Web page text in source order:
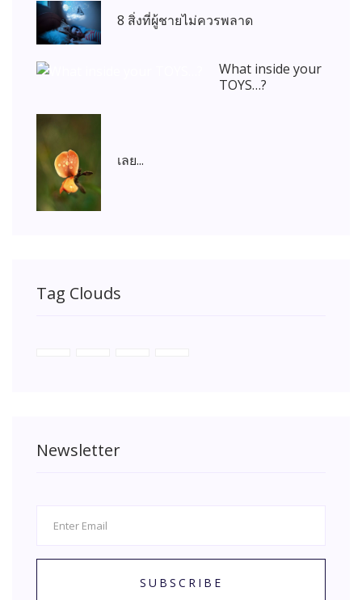
8 สิ่งที่ผู้ชายไม่ควรพลาด
What inside your
TOYS…?
เลย...
Tag Clouds
Newsletter
SUBSCRIBE